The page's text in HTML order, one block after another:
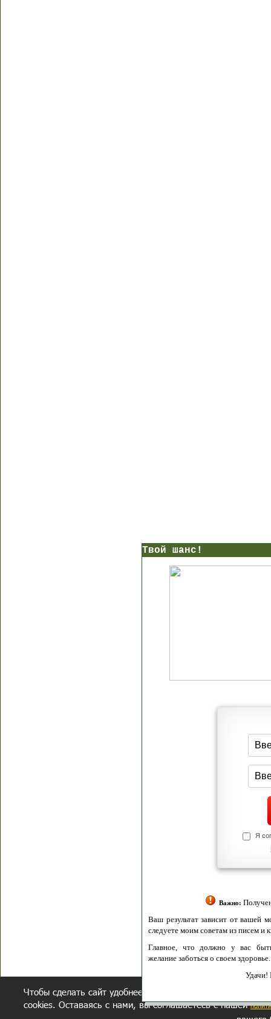
Твой шанс!
Я
Важно:Получение
Ваш результат зависит от вашей
следуете моим советам из писем и книг.
Главное, что должно у вас быть -
желание заботься о своем здоровье.
Удачи!
Чтобы сделать сайт удобнее, осуществляется обработка
cookies. Оставаясь с нами, вы соглашаетесь с нашей